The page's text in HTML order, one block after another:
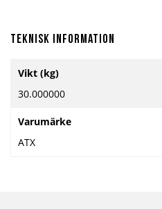
Teknisk information
information
Vikt (kg)
30.000000
Varumärke
ATX